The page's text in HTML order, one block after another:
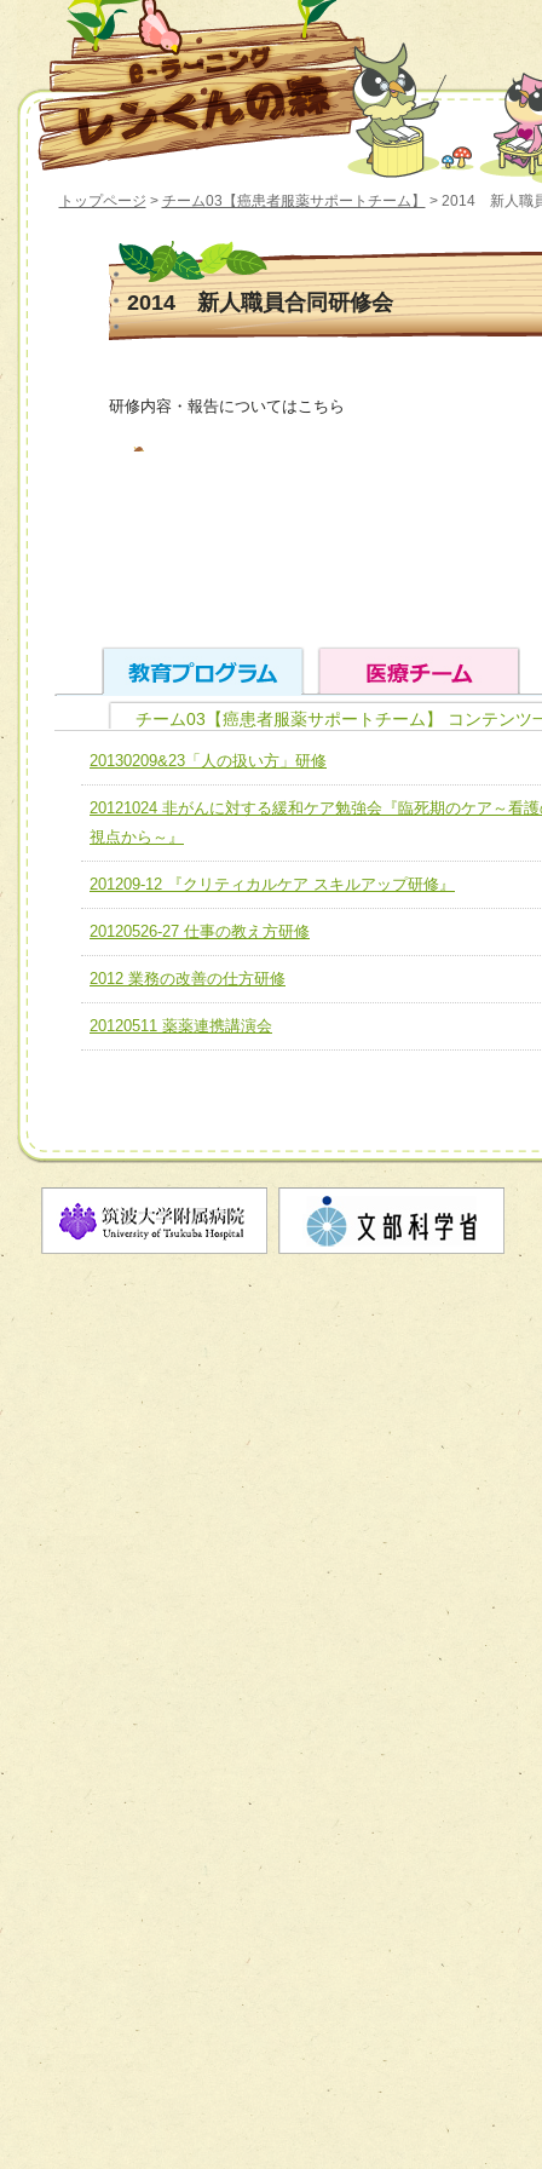
トップページ > チーム03【癌患者服薬サポートチーム】 > 2014 新人職
2014 新人職員合同研修会
研修内容・報告についてはこちら
ユニット１ 医療人としての基礎能力
全人的医療を実践する医療人として、必要な基礎能力を身
ける
必要に応じて柔軟に医療チームを組織し、強調できる
ユニット３ 多職種連携力
他職種の視点とスキルを学び、相互理解と連携を深める
チーム01【病院内横断的問題解決チーム】
チーム02【地域医療連携推進による高度医療を必要とする
宅患者等支援チーム】
チーム05【せん妄対策チーム】
チーム06【外来化学療法チーム】
チーム】
チーム09【術前から始める周術期リハビリテーションチー
ム】
チーム11【摂食・嚥下サポートチーム】
チーム12【こどもの食育支援チーム】
チーム03【癌患者服薬サポートチーム】 コンテンツ
20130209&23「人の扱い方」研修
20121024 非がんに対する緩和ケア勉強会『臨死期のケア～看
視点から～』
201209-12 『クリティカルケア スキルアップ研修』
20120526-27 仕事の教え方研修
2012 業務の改善の仕方研修
20120511 薬薬連携講演会